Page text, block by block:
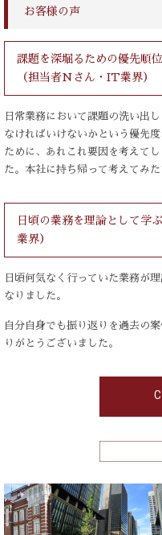
お客様の声
課題を深堀るための優先順
（担当者Nさん・IT業界）
日常業務において課題の洗い出
なければいけないかという優先
ために、あれこれ要因を考えて
た。本社に持ち帰って考えてみた
日頃の業務を理論として学
業界）
日頃何気なく行っていた業務が
なりました。
自分自身でも振り返りを過去の
りがとうございました。